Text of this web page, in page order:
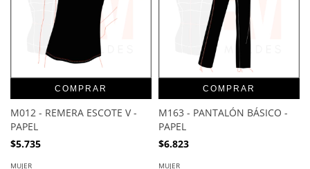
COMPRAR
M012 - REMERA ESCOTE V -
PAPEL
$5.735
MUJER
COMPRAR
M163 - PANTALÓN BÁSICO -
PAPEL
$6.823
MUJER